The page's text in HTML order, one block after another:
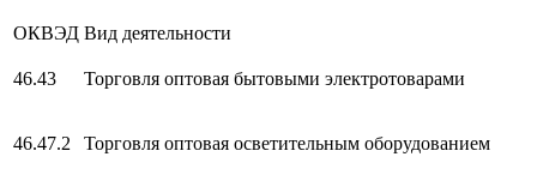
ОКВЭД Вид деятельности
46.43 Торговля оптовая бытовыми электротоварами
46.47.2 Торговля оптовая осветительным оборудованием